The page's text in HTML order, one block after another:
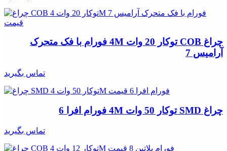
چراغ COB توکار 20 وات 4M فورام با فک متحرک
آرامیس 7
تماس بگیرید
چراغ SMD توکار 50 وات 4M فورام افرا 6
تماس بگیرید